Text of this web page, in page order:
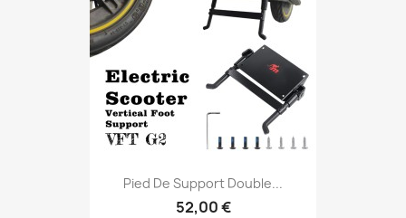
Pied De Support Double...
52,00 €